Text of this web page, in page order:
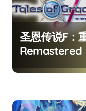
圣恩传说F：
Remastered